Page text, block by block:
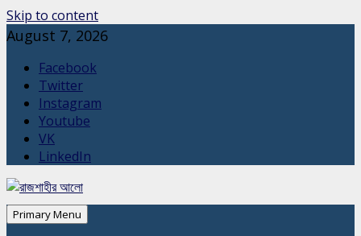
Skip to content
August 7, 2026
Facebook
Twitter
Instagram
Youtube
VK
LinkedIn
Primary Menu